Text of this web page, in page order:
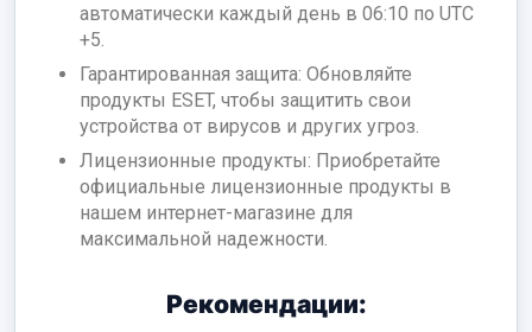
автоматически каждый день в 06:10 по UTC
+5.
Гарантированная защита: Обновляйте
продукты ESET, чтобы защитить свои
устройства от вирусов и других угроз.
Лицензионные продукты: Приобретайте
официальные лицензионные продукты в
нашем интернет-магазине для
максимальной надежности.
Рекомендации: